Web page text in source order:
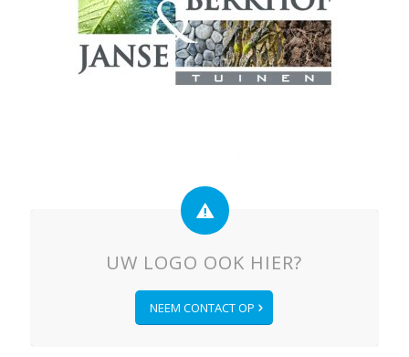
UW LOGO OOK HIER?
NEEM CONTACT OP